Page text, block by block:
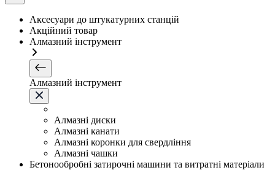
Аксесуари до штукатурних станцій
Акційний товар
Алмазний інструмент
Алмазний інструмент
Алмазні диски
Алмазні канати
Алмазні коронки для свердління
Алмазні чашки
Бетонообробні затирочні машини та витратні матеріали